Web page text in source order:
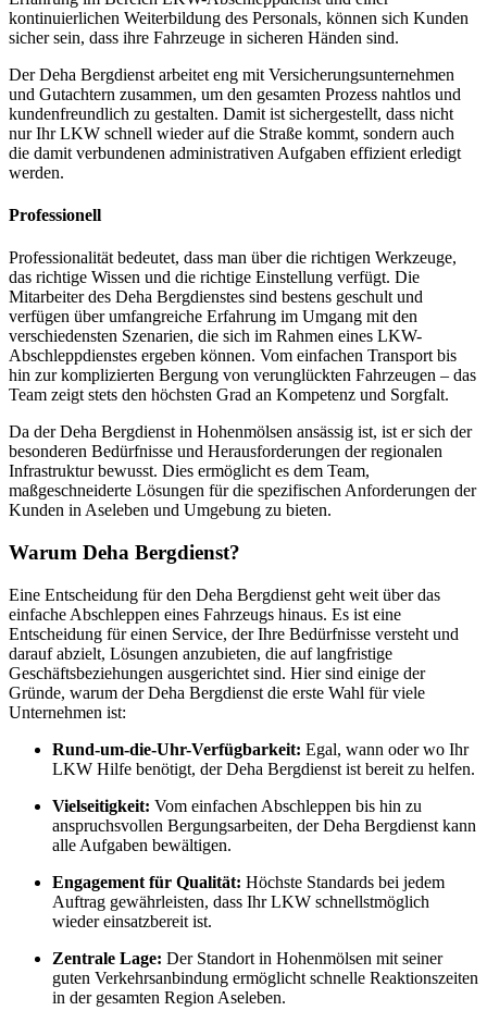
kontinuierlichen Weiterbildung des Personals, können sich Kunden
sicher sein, dass ihre Fahrzeuge in sicheren Händen sind.
Der Deha Bergdienst arbeitet eng mit Versicherungsunternehmen
und Gutachtern zusammen, um den gesamten Prozess nahtlos und
kundenfreundlich zu gestalten. Damit ist sichergestellt, dass nicht
nur Ihr LKW schnell wieder auf die Straße kommt, sondern auch
die damit verbundenen administrativen Aufgaben effizient erledigt
werden.
Professionell
Professionalität bedeutet, dass man über die richtigen Werkzeuge,
das richtige Wissen und die richtige Einstellung verfügt. Die
Mitarbeiter des Deha Bergdienstes sind bestens geschult und
verfügen über umfangreiche Erfahrung im Umgang mit den
verschiedensten Szenarien, die sich im Rahmen eines LKW-
Abschleppdienstes ergeben können. Vom einfachen Transport bis
hin zur komplizierten Bergung von verunglückten Fahrzeugen – das
Team zeigt stets den höchsten Grad an Kompetenz und Sorgfalt.
Da der Deha Bergdienst in Hohenmölsen ansässig ist, ist er sich der
besonderen Bedürfnisse und Herausforderungen der regionalen
Infrastruktur bewusst. Dies ermöglicht es dem Team,
maßgeschneiderte Lösungen für die spezifischen Anforderungen der
Kunden in Aseleben und Umgebung zu bieten.
Warum Deha Bergdienst?
Eine Entscheidung für den Deha Bergdienst geht weit über das
einfache Abschleppen eines Fahrzeugs hinaus. Es ist eine
Entscheidung für einen Service, der Ihre Bedürfnisse versteht und
darauf abzielt, Lösungen anzubieten, die auf langfristige
Geschäftsbeziehungen ausgerichtet sind. Hier sind einige der
Gründe, warum der Deha Bergdienst die erste Wahl für viele
Unternehmen ist:
Rund-um-die-Uhr-Verfügbarkeit: Egal, wann oder wo Ihr
LKW Hilfe benötigt, der Deha Bergdienst ist bereit zu helfen.
Vielseitigkeit: Vom einfachen Abschleppen bis hin zu
anspruchsvollen Bergungsarbeiten, der Deha Bergdienst kann
alle Aufgaben bewältigen.
Engagement für Qualität: Höchste Standards bei jedem
Auftrag gewährleisten, dass Ihr LKW schnellstmöglich
wieder einsatzbereit ist.
Zentrale Lage: Der Standort in Hohenmölsen mit seiner
guten Verkehrsanbindung ermöglicht schnelle Reaktionszeiten
in der gesamten Region Aseleben.